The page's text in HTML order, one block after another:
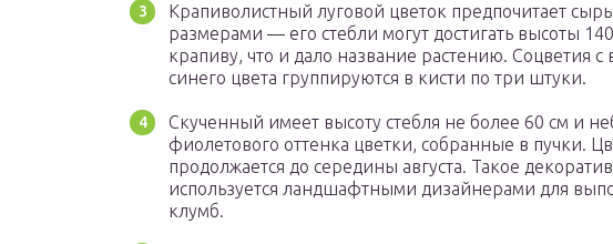
Крапиволистный луговой цветок предпочитает
размерами — его стебли могут достигать высоты
крапиву, что и дало название растению. Соцветия
синего цвета группируются в кисти по три штуки.
Скученный имеет высоту стебля не более 60 см и
фиолетового оттенка цветки, собранные в пучки.
продолжается до середины августа. Такое
используется ландшафтными дизайнерами для
клумб.